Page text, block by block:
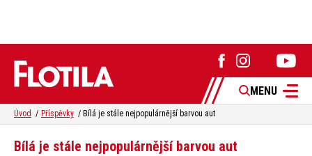
MENU
Úvod Příspěvky Bílá je stále nejpopulárnější barvou aut
Bílá je stále nejpopulárnější barvou aut